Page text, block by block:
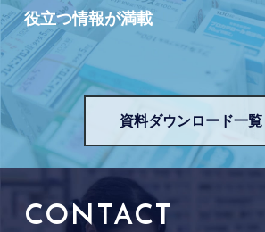
役立つ情報が満載
資料ダウンロード一覧
CONTACT